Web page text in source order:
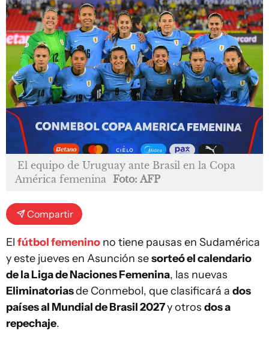
El equipo de Uruguay ante Brasil en la Copa
América femenina
Foto: AFP
Compartir
El fútbol femenino no tiene pausas en Sudamérica
y este jueves en Asunción sesorteó el calendario
de la Liga de Naciones Femenina, las nuevas
Eliminatoriasde Conmebol, que clasificará a dos
países al Mundial de Brasil 2027y otros dos a
repechaje.